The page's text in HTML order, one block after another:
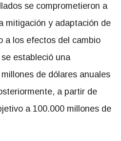
se comprometieron a
mitigación y adaptación de
a los efectos del cambio
estableció una
de dólares anuales
a partir de
a 100.000 millones de